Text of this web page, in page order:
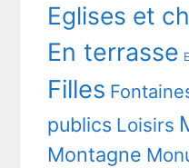
Eglises et
En terrasse
Filles
publics Loisirs
Montagne